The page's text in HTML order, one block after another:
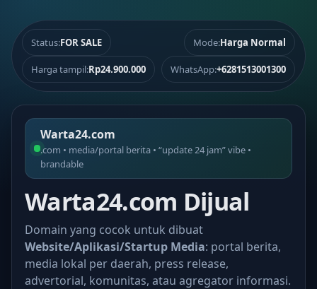
Status:FOR SALE Mode:Harga Normal
Harga tampil:Rp24.900.000 WhatsApp:+6281513001300
Warta24.com
.com • media/portal berita • “update 24 jam” vibe •
brandable
Warta24.com Dijual
Domain yang cocok untuk dibuat
Website/Aplikasi/Startup Media: portal berita,
media lokal per daerah, press release,
advertorial, komunitas, atau agregator informasi.